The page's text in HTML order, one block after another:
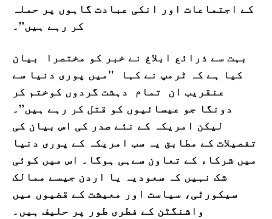
کے اجتماعات اور انکی عبادت گاہوں پر حملہ
کر رہے ہیں”۔
بہت سے ذرائع ابلاغ نے خبر کو مختصرا بیان
کیا ہے کہ ٹرمپ نے کہا "میں پوری دنیا سے
عنقریب ان تمام دہشت گردوں کوختم کر
دونگا جو عیسائیوں کو قتل کر رہے ہیں”۔
لیکن امریکہ کے نئے صدر کی اس بیان کی
تفصیلات کے مطابق یہ سب امریکہ کے پوری دنیا
میں شرکاء کے تعاون سےہی ہوگا۔ اس میں کوئی
شک نہیں کہ سعودیہ یا اردن جیسے ممالک
سیکورٹی، سیاست اور معیشت کے قضیوں میں
واشنگٹن کے فطری طور پر حلیف ہیں۔